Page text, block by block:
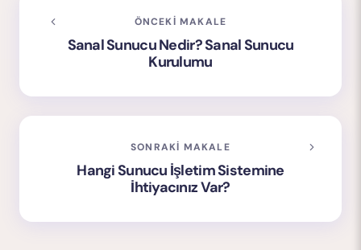
ÖNCEKI MAKALE
Sanal Sunucu Nedir? Sanal Sunucu
Kurulumu
SONRAKI MAKALE
Hangi Sunucu İşletim Sistemine
İhtiyacınız Var?